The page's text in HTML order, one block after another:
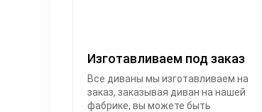
Изготавливаем под заказ
Все диваны мы изготавливаем на
заказ, заказывая диван на нашей
фабрике, вы можете быть